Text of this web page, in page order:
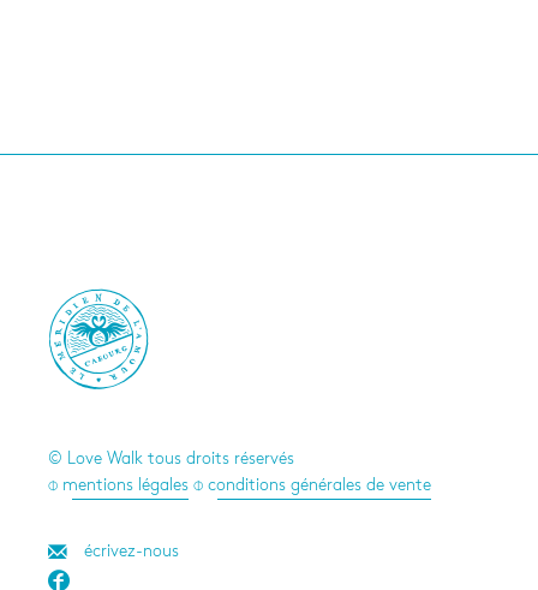

© Love Walk tous droits réservés
⌽ mentions légales ⌽ conditions générales de vente
écrivez-nous